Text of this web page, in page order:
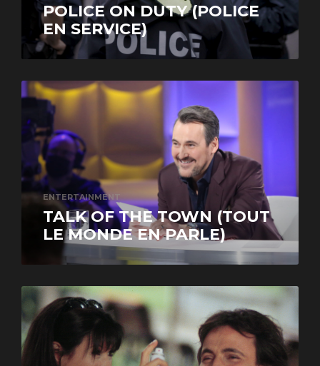
POLICE ON DUTY (POLICE
EN SERVICE)
ENTERTAINMENT
TALK OF THE TOWN (TOUT
LE MONDE EN PARLE)